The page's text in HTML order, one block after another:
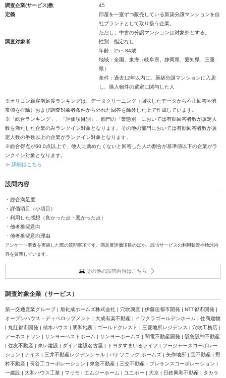
調査企業(サービス)数
45
定義
部屋を一室ずつ販売している新築分譲マンションを自
社ブランドとして取り扱う企業。
ただし、中古の分譲マンションは対象外とする。
調査対象者
性別：指定なし
年齢：25～84歳
地域：全国、東海（岐阜県、静岡県、愛知県、三重
県）
条件：過去12年以内に、新築分譲マンションに入居
し、購入物件の選定に関与した人
※オリコン顧客満足度ランキングは、データクリーニング（回収したデータから不正回答や異
常値を排除）および調査対象者条件から外れた回答を除外した上で作成しています。
※「総合ランキング」、「評価項目別」、部門の「業態別」においては有効回答者数が規定人
数を満たした企業のみランクイン対象となります。その他の部門においては有効回答者数が規
定人数の半数以上の企業がランクイン対象となります。
※総合得点が60.0点以上で、他人に薦めたくないと回答した人の割合が基準値以下の企業がラ
ンクイン対象となります。
≫ 詳細はこちら
設問内容
・総合満足度
・評価項目（小項目）
・利用した感想（良かった点・悪かった点）
・他者推奨意向
・他者推奨意向理由
アンケート調査を実施した際の質問事項です。満足度評価項目のほか、該当サービスの利用状況や検討内
容を質問しています。
その他の設問内容はこちら
調査対象企業（サービス）
第一交通産業グループ | 旭化成ホームズ株式会社 | 穴吹興産 | 伊藤忠都市開発 | NTT都市開発 |
オープンハウス・ディベロップメント | 大成有楽不動産 | イワクラゴールデンホーム | 住商建物
| 丸紅都市開発 | 積水ハウス | 明和地所 | ゴールドクレスト | 三菱地所レジデンス | 穴吹工務店 |
アーネストワン | サンヨーベストホーム | サンヨーホームズ | 関電不動産開発 | 阪急阪神不動産
| 住友不動産 | 東レ建設 | ダイア建設名古屋 | トヨタすまいるライフ | フージャースコーポレー
ション | ナイス | 三井不動産レジデンシャル | パナソニック ホームズ | 矢作地所 | 宝不動産 | 野
村不動産 | 長谷工コーポレーション | 東急不動産 | 三交不動産 | プレサンスコーポレーション |
一建設 | 大和ハウス工業 | マリモ | エムジーホーム | ユニホー | 大京 | 日鉄興和不動産 | タカラ